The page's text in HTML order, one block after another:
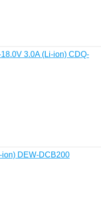
3.0A (Li-ion) CDQ-
ion) DEW-DCB200